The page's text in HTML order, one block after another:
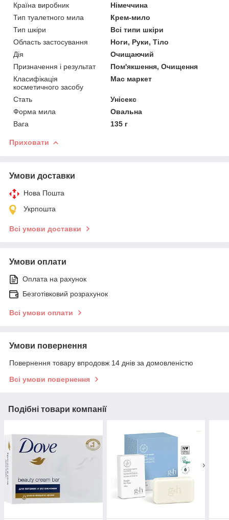
Країна виробник
Німеччина
Тип туалетного мила
Крем-мило
Тип шкіри
Всі типи шкіри
Область застосування
Ноги, Руки, Тіло
Дія
Очищаючий
Призначення і результат
Пом'якшення, Очищення
Класифікація
косметичного засобу
Мас маркет
Стать
Унісекс
Форма мила
Овальна
Вага
135 г
Приховати
Умови доставки
Нова Пошта
Укрпошта
Всі умови доставки
Умови оплати
Оплата на рахунок
Безготівковий розрахунок
Всі умови оплати
Умови повернення
Повернення товару впродовж 14 днів за домовленістю
Всі умови повернення
Подібні товари компанії